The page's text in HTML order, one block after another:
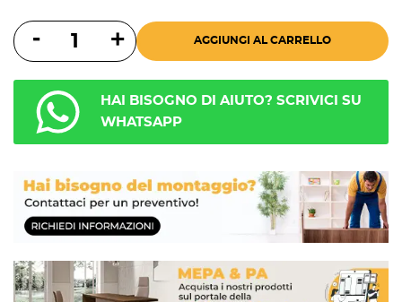
AGGIUNGI AL CARRELLO
HAI BISOGNO DI AIUTO? SCRIVICI SU
WHATSAPP